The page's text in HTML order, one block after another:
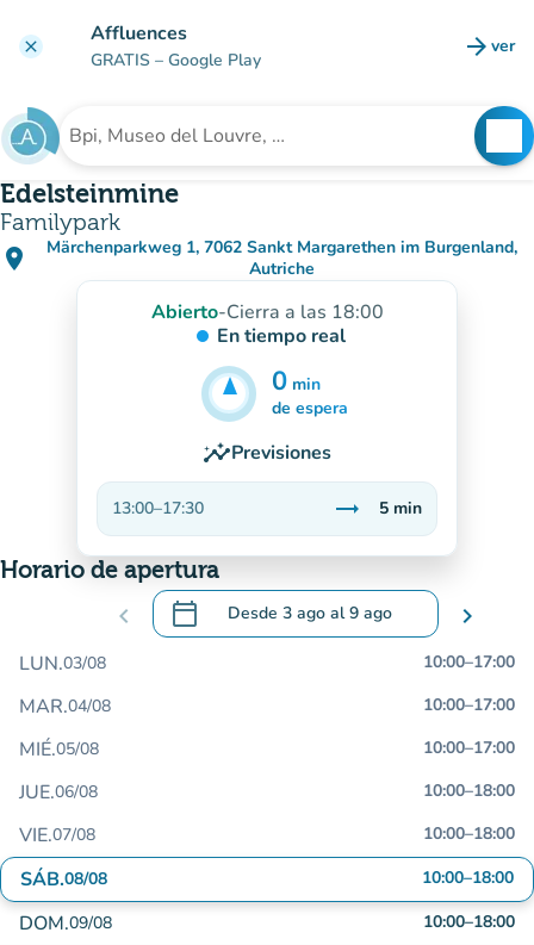
clear Affluences
GRATIS – Google Play arrow_forward ver
Buscar un establecimiento
Edelsteinmine
Familypark
place
Märchenparkweg 1, 7062 Sankt Margarethen im Burgenland,
Autriche
(abrir en Google Maps)
(nueva pestaña)
Abierto-Cierra a las 18:00
En tiempo real
0 min
5min
de espera
insightsPrevisiones
13:00–17:30 trending_flat
Estable
5 min
Horario de apertura
chevron_left calendar_today Desde 3 ago al9 ago
.Abra el calendario para cambiar las
chevron_right
LUN.03/08 10:00–17:00
MAR.04/08 10:00–17:00
MIÉ.05/08 10:00–17:00
JUE.06/08 10:00–18:00
VIE.07/08 10:00–18:00
SÁB.08/08 10:00–18:00
DOM.09/08 10:00–18:00